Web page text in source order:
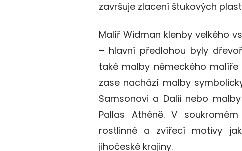
završuje zlacení štukových
Malíř Widman klenby velkého
– hlavní předlohou byly
také malby německého malíře
zase nachází malby
Samsonovi a Dalii nebo malby
Pallas Athéně. V soukromém
rostlinné a zvířecí motivy
jihočeské krajiny.